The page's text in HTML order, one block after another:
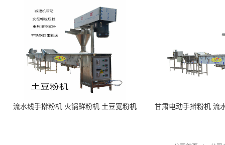
流水线手擀粉机 火锅鲜粉机 土豆宽粉机 甘肃电动手擀粉机 流